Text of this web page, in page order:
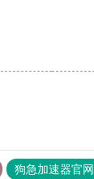
狗急加速器官网